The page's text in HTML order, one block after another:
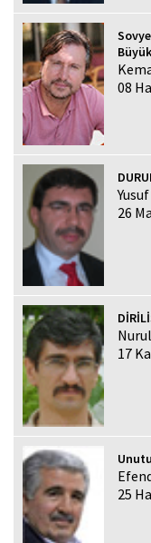
08
26
17
25